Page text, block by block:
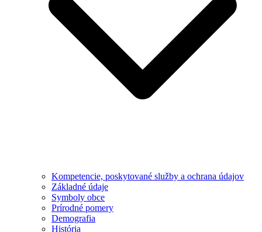
Kompetencie, poskytované služby a ochrana údajov
Základné údaje
Symboly obce
Prírodné pomery
Demografia
História